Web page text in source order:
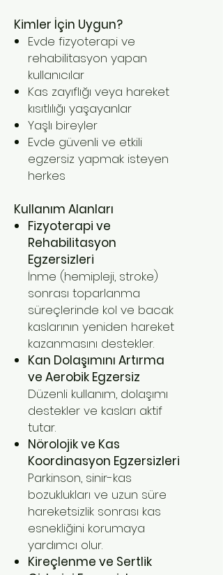
Kimler İçin Uygun?
Evde fizyoterapi ve
rehabilitasyon yapan
kullanıcılar
Kas zayıflığı veya hareket
kısıtlılığı yaşayanlar
Yaşlı bireyler
Evde güvenli ve etkili
egzersiz yapmak isteyen
herkes
Kullanım Alanları
Fizyoterapi ve
Rehabilitasyon
Egzersizleri
İnme (hemipleji, stroke)
sonrası toparlanma
süreçlerinde kol ve bacak
kaslarının yeniden hareket
kazanmasını destekler.
Kan Dolaşımını Artırma
ve Aerobik Egzersiz
Düzenli kullanım, dolaşımı
destekler ve kasları aktif
tutar.
Nörolojik ve Kas
Koordinasyon Egzersizleri
Parkinson, sinir-kas
bozuklukları ve uzun süre
hareketsizlik sonrası kas
esnekliğini korumaya
yardımcı olur.
Kireçlenme ve Sertlik